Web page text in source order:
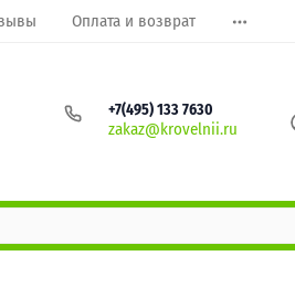
Оплата и возврат
+7(495) 133 7630
zakaz@krovelnii.ru